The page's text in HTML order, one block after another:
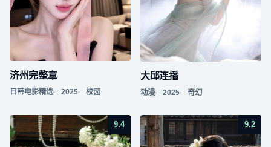
济州完整章
日韩电影精选 2025 校园
大邱连播
动漫 2025 奇幻
9.4 9.2